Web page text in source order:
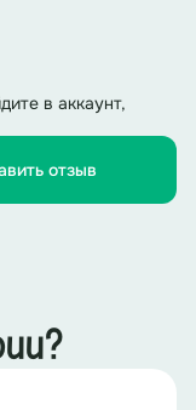
в аккаунт,
отзыв